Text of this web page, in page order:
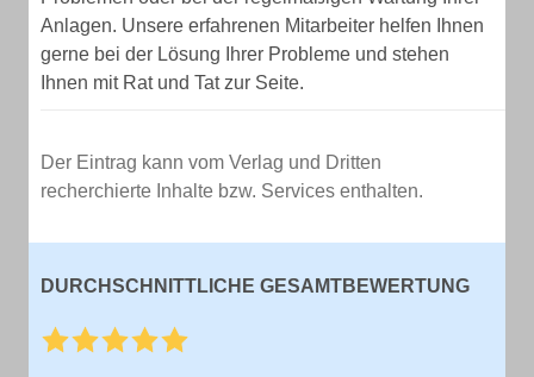
Anlagen. Unsere erfahrenen Mitarbeiter helfen Ihnen
gerne bei der Lösung Ihrer Probleme und stehen
Ihnen mit Rat und Tat zur Seite.
Der Eintrag kann vom Verlag und Dritten
recherchierte Inhalte bzw. Services enthalten.
DURCHSCHNITTLICHE GESAMTBEWERTUNG